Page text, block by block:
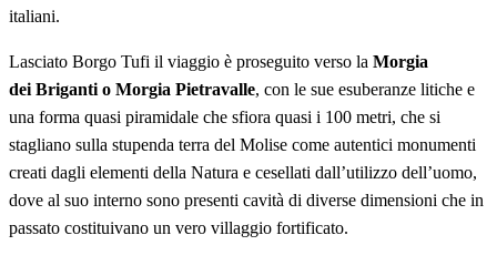
italiani.
Lasciato Borgo Tufi il viaggio è proseguito verso la Morgia
dei Briganti o Morgia Pietravalle, con le sue esuberanze litiche e
una forma quasi piramidale che sfiora quasi i 100 metri, che si
stagliano sulla stupenda terra del Molise come autentici monumenti
creati dagli elementi della Natura e cesellati dall’utilizzo dell’uomo,
dove al suo interno sono presenti cavità di diverse dimensioni che in
passato costituivano un vero villaggio fortificato.